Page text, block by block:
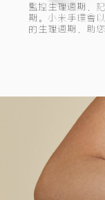
監控生理週期，
期。小米手環會
的生理週期，助